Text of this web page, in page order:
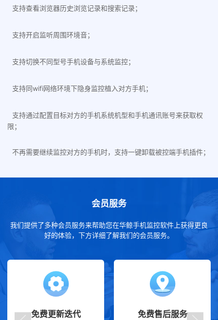
支持查看浏览器历史浏览记录和搜索记录；
支持开启监听周围环境音；
支持切换不同型号手机设备与系统监控；
支持同wifi网络环境下隐身监控植入对方手机；
支持通过配置目标对方的手机系统机型和手机通讯账号来获取权
限；
不再需要继续监控对方的手机时，支持一键卸载被控端手机插件；
会员服务
我们提供了多种会员服务来帮助您在华鲸手机监控软件上获得更良
好的体验，下方详细了解我们的会员服务。
免费更新迭代 免费售后服务